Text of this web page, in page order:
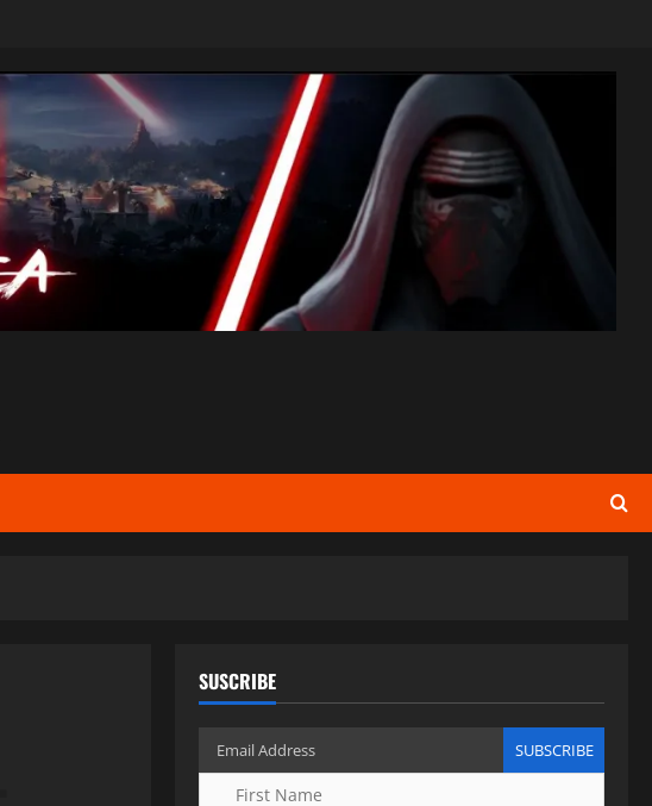
SUSCRIBE